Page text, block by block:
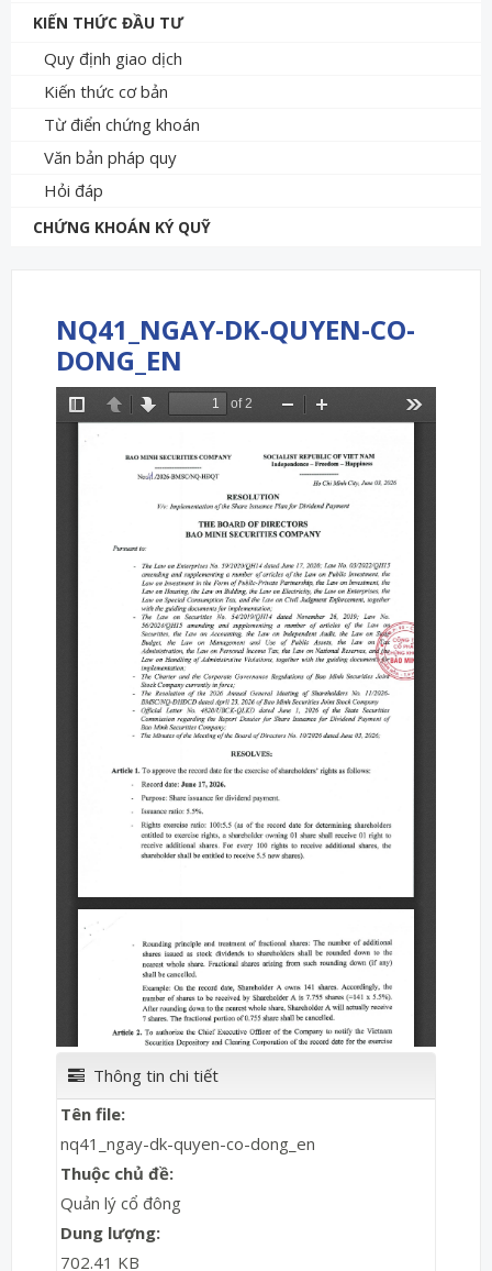
KIẾN THỨC ĐẦU TƯ
Quy định giao dịch
Kiến thức cơ bản
Từ điển chứng khoán
Văn bản pháp quy
Hỏi đáp
CHỨNG KHOÁN KÝ QUỸ
NQ41_NGAY-DK-QUYEN-CO-
DONG_EN
Thông tin chi tiết
Tên file:
nq41_ngay-dk-quyen-co-dong_en
Thuộc chủ đề:
Quản lý cổ đông
Dung lượng:
702.41 KB